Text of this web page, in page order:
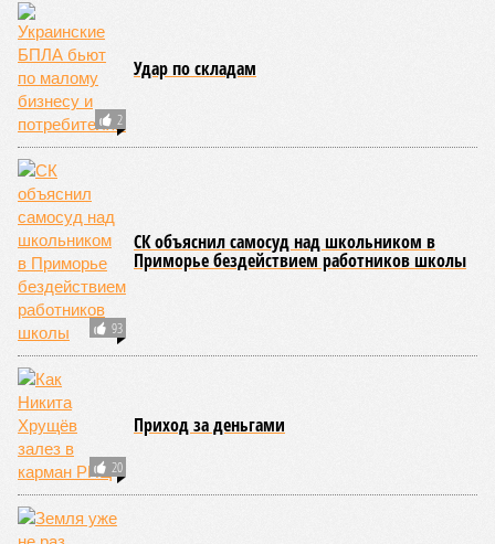
исключение и центральная часть США – причина в Нью-
Мадридском разломе в штате Миссури. Землетрясения
средней силы – явление, в общем-то, обычное и вполне
сносное, но периодически, раз в несколько столетий,
трясёт так, что мало не покажется никому. К примеру, в
самом конце 2004 года бахнуло близ побережья
индонезийского острова Суматра, а следом пошли
огромные, превышающие высоту 15 метров, волны. Итог –
250 тыс. погибших.
На втором месте в рейтинге A-Z Animals как раз цунами. В
этом плане к уязвимым регионам относятся: побережье
Индийского океана, тихо­океанские побережья Японии и
США, а также некоторые районы Карибского бассейна и
Средиземноморья. То есть в зоне риска уже не только
Поднебесная с Индией – не так ли?
«Бронзу» получают извержения супервулканов – «Наша
Версия» уже
писала
окончательно проснётся знаменитый Йеллоустоун. Это
грозит не только уничтожением части Соединённых
Штатов, но и общепланетарной катастрофой вплоть до
возникновения «вулканической зимы». Флегрейские поля в
Италии, кстати, тоже не стоит сбрасывать со счетов. Равно